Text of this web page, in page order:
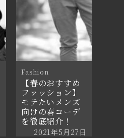
Fashion
【春のおすすめ
ファッション】
モテたいメンズ
向けの春コーデ
を徹底紹介！
2021年5月27日